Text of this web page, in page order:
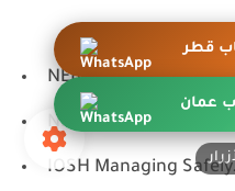
NEBOSH IGC.
NEBOSH International
IOSH Managing Safely.
قطر
عمان